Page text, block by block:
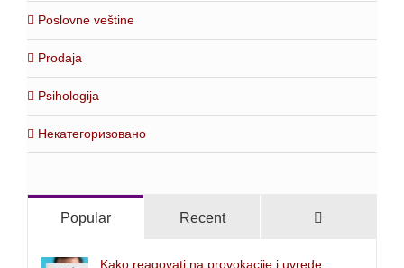
Poslovne veštine
Prodaja
Psihologija
Некатегоризовано
Popular Recent
Kako reagovati na provokacije i uvrede